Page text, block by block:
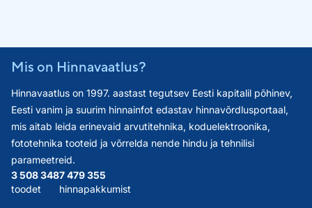
Mis on Hinnavaatlus?
Hinnavaatlus on 1997. aastast tegutsev Eesti kapitalil põhinev,
Eesti vanim ja suurim hinnainfot edastav hinnavõrdlusportaal,
mis aitab leida erinevaid arvutitehnika, koduelektroonika,
fototehnika tooteid ja võrrelda nende hindu ja tehnilisi
parameetreid.
3 508 348
toodet
7 479 355
hinnapakkumist